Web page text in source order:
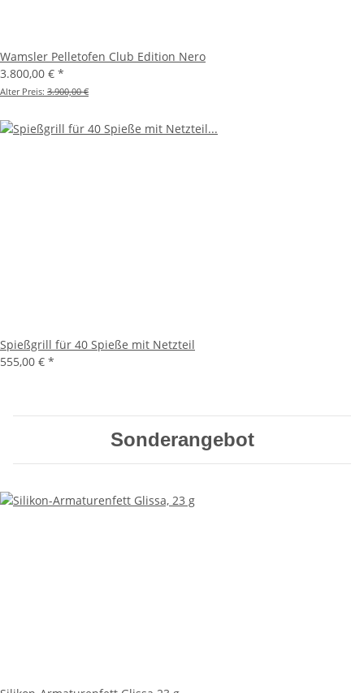
Wamsler Pelletofen Club Edition Nero
3.800,00 € *
Alter Preis: 3.900,00 €
Spießgrill für 40 Spieße mit Netzteil
555,00 € *
Sonderangebot